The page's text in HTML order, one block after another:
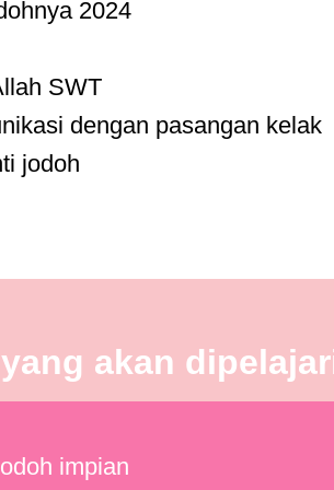
2024
SWT
dengan pasangan kelak
jodoh
akan
impian